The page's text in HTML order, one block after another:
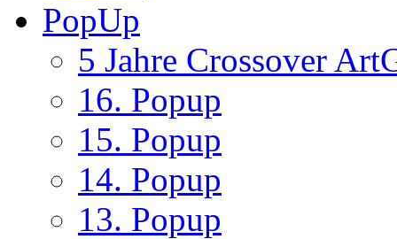
PopUp
5 Jahre Crossover
16. Popup
15. Popup
14. Popup
13. Popup